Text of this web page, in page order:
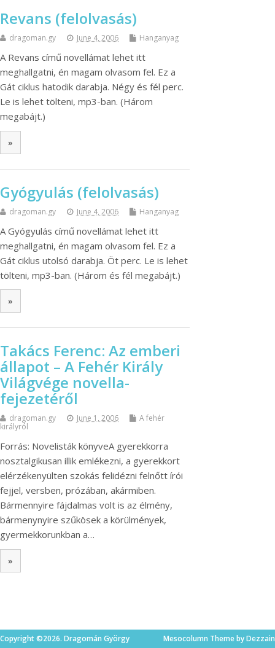
Revans (felolvasás)
dragoman.gy June 4, 2006 Hanganyag
A Revans című novellámat lehet itt
meghallgatni, én magam olvasom fel. Ez a
Gát ciklus hatodik darabja. Négy és fél perc.
Le is lehet tölteni, mp3-ban. (Három
megabájt.)
»
Gyógyulás (felolvasás)
dragoman.gy June 4, 2006 Hanganyag
A Gyógyulás című novellámat lehet itt
meghallgatni, én magam olvasom fel. Ez a
Gát ciklus utolsó darabja. Öt perc. Le is lehet
tölteni, mp3-ban. (Három és fél megabájt.)
»
Takács Ferenc: Az emberi
állapot – A Fehér Király
Világvége novella-
fejezetéről
dragoman.gy June 1, 2006
A fehér
királyról
Forrás: Novelisták könyveA gyerekkorra
nosztalgikusan illik emlékezni, a gyerekkort
elérzékenyülten szokás felidézni felnőtt írói
fejjel, versben, prózában, akármiben.
Bármennyire fájdalmas volt is az élmény,
bármenynyire szűkösek a körülmények,
gyermekkorunkban a…
»
Copyright ©2026. Dragomán György
Mesocolumn Theme by Dezzain